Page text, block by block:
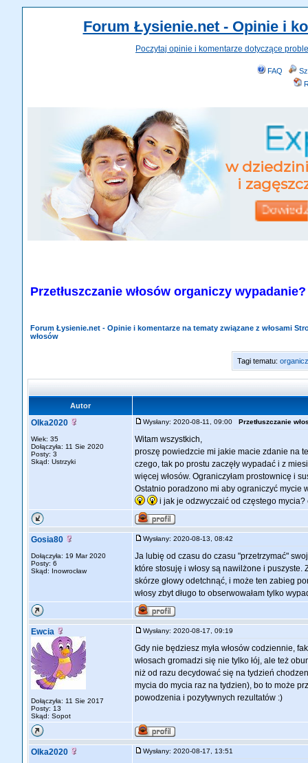
Forum Łysienie.net - Opinie i
Poczytaj opinie i komentarze dotyczące
FAQ
Przetłuszczanie włosów organiczy wypadanie?
Forum Łysienie.net - Opinie i komentarze na tematy związane z włosami
włosów
Tagi tematu:
Autor
Olka2020
Wiek: 35
Dołączyła: 11 Sie 2020
Posty: 3
Skąd: Ustrzyki
Wysłany: 2020-08-11, 09:00 Przetłuszczanie
Witam wszystkich,
proszę powiedzcie mi jakie macie zdanie na
czego, tak po prostu zaczęły wypadać i z
więcej włosów. Ograniczyłam prostownicę i
Ostatnio poradzono mi aby ograniczyć mycie
i jak je odzwyczaić od częstego
Gosia80
Dołączyła: 19 Mar 2020
Posty: 6
Skąd: Inowrocław
Wysłany: 2020-08-13, 08:42
Ja lubię od czasu do czasu "przetrzymać"
które stosuję i włosy są nawilżone i
skórze głowy odetchnąć, i może ten zabieg
włosy zbyt długo to obserwowałam tylko
Ewcia
Dołączyła: 11 Sie 2017
Posty: 13
Skąd: Sopot
Wysłany: 2020-08-17, 09:19
Gdy nie będziesz myła włosów codziennie,
włosach gromadzi się nie tylko łój, ale też
niż od razu decydować się na tydzień
mycia do mycia raz na tydzien), bo to może
powodzenia i pozytywnych rezultatów :)
Olka2020 Wysłany: 2020-08-17, 13:51